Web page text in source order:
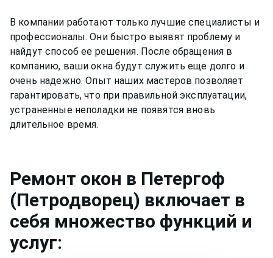
В компании работают только лучшие специалисты и
профессионалы. Они быстро выявят проблему и
найдут способ ее решения. После обращения в
компанию, ваши окна будут служить еще долго и
очень надежно. Опыт наших мастеров позволяет
гарантировать, что при правильной эксплуатации,
устраненные неполадки не появятся вновь
длительное время.
Ремонт окон в Петергоф
(Петродворец) включает в
себя множество функций и
услуг: